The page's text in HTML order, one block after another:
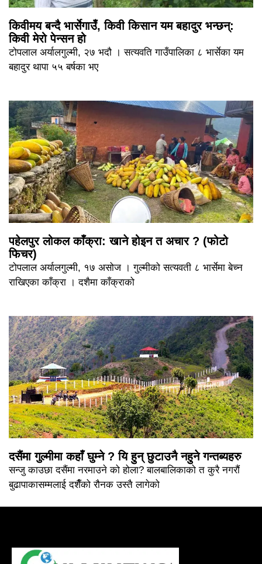
किवीमय बन्दै भार्सेगाउँ, किवी किसान यम बहादुर भन्छन्:
किवी मेरो पेन्सन हो
टोपलाल अर्यालगुल्मी, २७ भदौ । सत्यवति गाउँपालिका ८ भार्सेका यम
बहादुर थापा ५५ बर्षका भए
पहेलपुर लोकल काँक्रा: खाने होइन त अचार ? (फोटो
फिचर)
टोपलाल अर्यालगुल्मी, १७ असोज । गुल्मीको सत्यवती ८ भार्सेमा बेच्न
राखिएका काँक्रा । दशैमा काँक्राको
दसैंमा गुल्मीमा कहाँ घुम्ने ? यि हुन् छुटाउनै नहुने गन्तब्यहरु
सन्जु काउछा दसैंमा नरमाउने को होला? बालबालिकाको त कुरै नगरौं
बुढापाकासम्मलाई दशैँको रौनक उस्तै लागेको